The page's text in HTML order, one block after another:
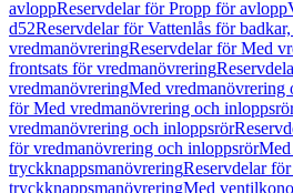
avloppReservdelar för Propp för avlopp
d52Reservdelar för Vattenlås för
vredmanövreringReservdelar för Med
frontsats för vredmanövrering
vredmanövreringMed vredmanövrering
för Med vredmanövrering och
vredmanövrering och inloppsrör
för vredmanövrering och inloppsrör
tryckknappsmanövreringReservdelar
tryckknappsmanövreringMed